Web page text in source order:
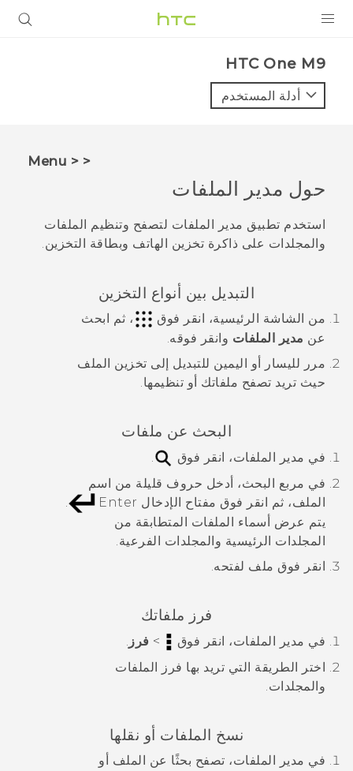
VIVE
VIVERSE
البرامج + التطبيقات
الدعم
HTC One M9‎
أدلة المستخدم
< < Menu
حول مدير الملفات
استخدم تطبيق مدير الملفات لتصفح وتنظيم الملفات
والمجلدات على ذاكرة تخزين الهاتف وبطاقة التخزين.
التبديل بين أنواع التخزين
من الشاشة الرئيسية، انقر فوق
، ثم ابحث
عن مدير الملفات وانقر فوقه.
مرر لليسار أو اليمين للتبديل إلى تخزين الملف
حيث تريد تصفح ملفاتك أو تنظيمها.
البحث عن ملفات
في مدير الملفات، انقر فوق
في مربع البحث، أدخل حروف قليلة من اسم
الملف، ثم انقر فوق مفتاح الإدخال Enter
.
يتم عرض أسماء الملفات المتطابقة من
المجلدات الرئيسية والمجلدات الفرعية.
انقر فوق ملف لفتحه.
فرز ملفاتك
في مدير الملفات، انقر فوق > فرز
اختر الطريقة التي تريد بها فرز الملفات
والمجلدات.
نسخ الملفات أو نقلها
في مدير الملفات، تصفح بحثًا عن الملف أو